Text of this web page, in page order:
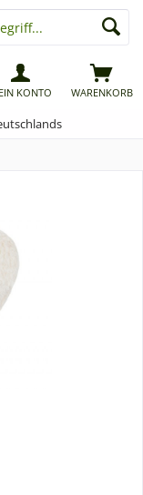
WARENKORB
KONTO